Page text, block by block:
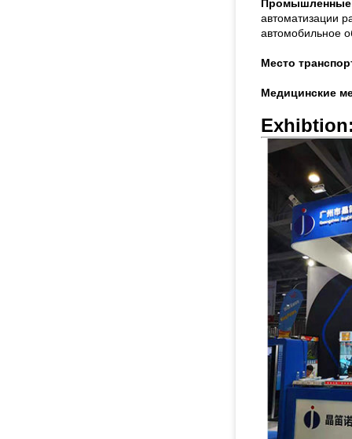
Промышленные
автоматизации
автомобильное
Место
Медицинские